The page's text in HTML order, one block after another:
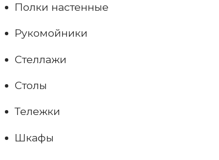
Полки настенные
Рукомойники
Стеллажи
Столы
Тележки
Шкафы